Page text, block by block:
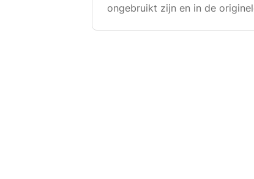
ongebruikt zijn en in de